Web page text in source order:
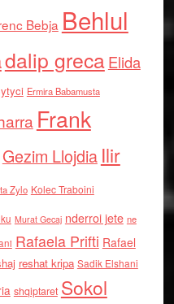
Bebja Behlul
dalip grecaElida
Ermira Babamusta
Frank
Gezim Llojdia Ilir
Zylo Kolec Traboini
Murat Gecaj nderroi jete ne
Rafaela Prifti Rafael
reshat kripa Sadik Elshani
shqiptaret Sokol